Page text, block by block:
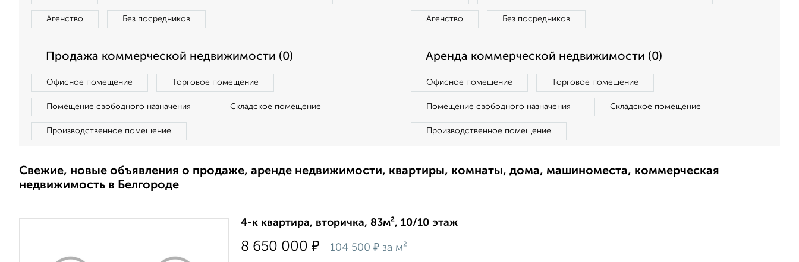
Агенство Без посредников Агенство Без посредников
Продажа коммерческой недвижимости (0)
Офисное помещение Торговое помещение
Помещение свободного назначения Складское помещение
Производственное помещение
Аренда коммерческой недвижимости (0)
Офисное помещение Торговое помещение
Помещение свободного назначения Складское помещение
Производственное помещение
Свежие, новые объявления о продаже, аренде недвижимости, квартиры, комнаты, дома, машиноместа, коммерческая
недвижимость в Белгороде
4-к квартира, вторичка, 83м², 10/10 этаж
8 650 000 ₽ 104 500 ₽ за м²